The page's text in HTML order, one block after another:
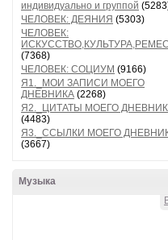
индивидуально и группой
ЧЕЛОВЕК: ДЕЯНИЯ (5303)
ЧЕЛОВЕК:
(7368)
ЧЕЛОВЕК: СОЦИУМ (9166)
Я1._МОИ ЗАПИСИ МОЕГО
ДНЕВНИКА (2268)
Я2._ЦИТАТЫ МОЕГО
(4483)
Я3._ССЫЛКИ МОЕГО
(3667)
Музыка